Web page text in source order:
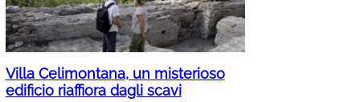
Villa Celimontana, un misterioso
edificio riaffiora dagli scavi